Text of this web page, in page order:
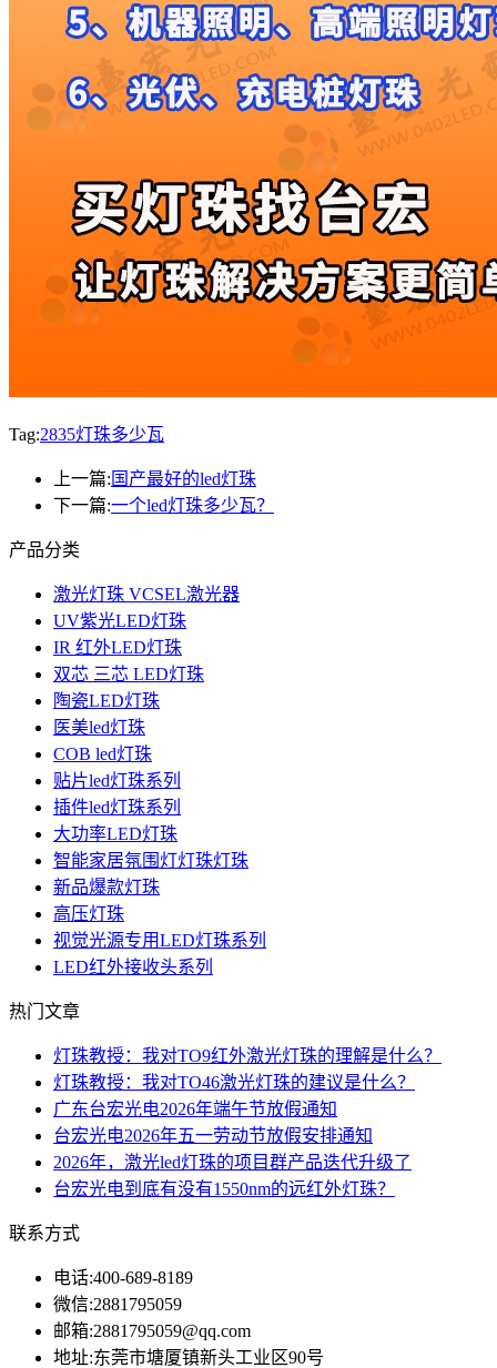
Tag:2835灯珠多少瓦
上一篇: 国产最好的led灯珠
下一篇:一个led灯珠多少瓦？
产品分类
激光灯珠 VCSEL激光器
UV紫光LED灯珠
IR 红外LED灯珠
双芯 三芯 LED灯珠
陶瓷LED灯珠
医美led灯珠
COB led灯珠
贴片led灯珠系列
插件led灯珠系列
大功率LED灯珠
智能家居氛围灯灯珠灯珠
新品爆款灯珠
高压灯珠
视觉光源专用LED灯珠系列
LED红外接收头系列
热门文章
灯珠教授：我对TO9红外激光灯珠的理解是什么？
灯珠教授：我对TO46激光灯珠的建议是什么？
广东台宏光电2026年端午节放假通知
台宏光电2026年五一劳动节放假安排通知
2026年，激光led灯珠的项目群产品迭代升级了
台宏光电到底有没有1550nm的远红外灯珠？
联系方式
电话:400-689-8189
微信:2881795059
邮箱:2881795059@qq.com
地址:东莞市塘厦镇新头工业区90号